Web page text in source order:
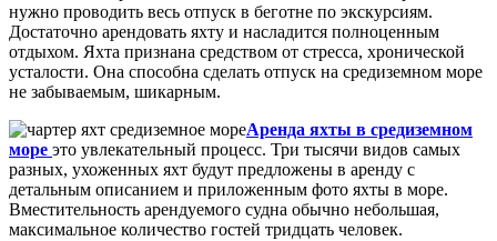
нужно проводить весь отпуск в беготне по экскурсиям.
Достаточно арендовать яхту и насладится полноценным
отдыхом. Яхта признана средством от стресса, хронической
усталости. Она способна сделать отпуск на средиземном море
не забываемым, шикарным.
Аренда яхты в средиземном
море это увлекательный процесс. Три тысячи видов самых
разных, ухоженных яхт будут предложены в аренду с
детальным описанием и приложенным фото яхты в море.
Вместительность арендуемого судна обычно небольшая,
максимальное количество гостей тридцать человек.